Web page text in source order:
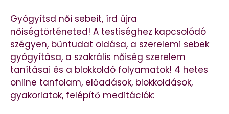
Gyógyítsd női sebeit, írd újra
nőiségtörténeted! A testiséghez kapcsolódó
szégyen, bűntudat oldása, a szerelemi sebek
gyógyítása, a szakrális nőiség szerelem
tanításai és a blokkoldó folyamatok! 4 hetes
online tanfolam, előadások, blokkoldások,
gyakorlatok, felépítő meditációk: